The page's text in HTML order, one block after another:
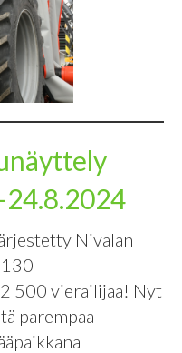
24.8.2024
Nivalan
500 vierailijaa! Nyt
parempaa